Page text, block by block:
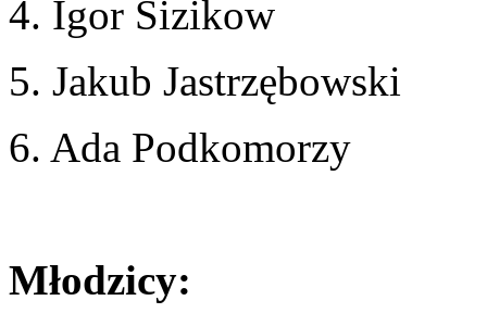
4. Igor Sizikow
5. Jakub Jastrzębowski
6. Ada Podkomorzy
Młodzicy: